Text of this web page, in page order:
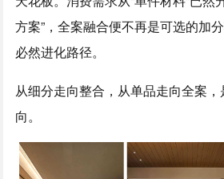
方案”，全案融合便不再是可选的加
必然进化路径。
从细分走向整合，从单品走向全案
向。